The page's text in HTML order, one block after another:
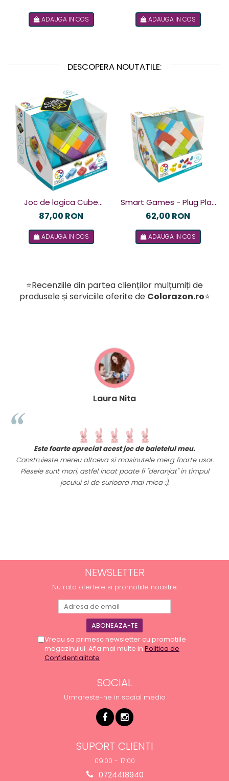
ADAUGA IN COS ADAUGA IN COS
DESCOPERA NOUTATILE:
Joc de logica Cube
Puzzler Go, Smart
87,00 RON
ADAUGA IN COS
Smart Games - Plug Play
Puzzler, joc de logica cu
romana
62,00 RON
ADAUGA IN COS
⭐Recenziile din partea clienților mulțumiți de
produsele și serviciile oferite de Colorazon.ro⭐
Laura Nita
Este foarte apreciat acest joc de baietelul meu.
Construieste mereu altceva si masinutele merg foarte usor.
Piesele sunt mari, astfel incat poate fi "deranjat" in timpul
jocului si de surioara mai mica :).
NEWSLETTER
Nu rata ofertele si promotiile noastre
Vreau sa primesc newsletter cu promotiile
magazinului. Afla mai multe in Politica de
Confidentialitate
SOCIAL
Urmareste-ne in social media
SUPORT CLIENTI
09:00 - 17:00
0724418940